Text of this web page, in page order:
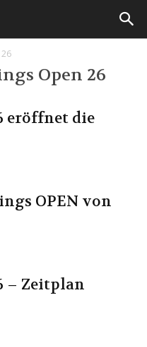
Open 26
eröffnet die
OPEN von
– Zeitplan